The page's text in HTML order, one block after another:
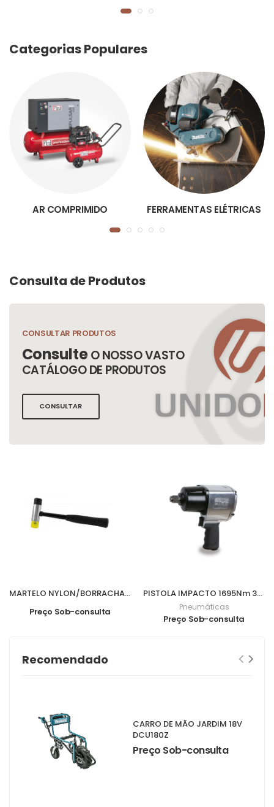
Categorias Populares
AR COMPRIMIDO FERRAMENTAS ELÉTRICAS
Consulta de Produtos
CONSULTAR PRODUTOS
ConsulteO NOSSO VASTO
CATÁLOGO DE PRODUTOS
CONSULTAR
MARTELO NYLON/BORRACHA 840grs M07016
Preço Sob-consulta
PISTOLA IMPACTO 1695Nm 3/4" 1928DA
Pneumáticas
Preço Sob-consulta
Recomendado
CARRO DE MÃO JARDIM 18V
DCU180Z
Preço Sob-consulta